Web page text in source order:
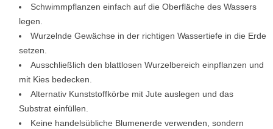
Schwimmpflanzen einfach auf die Oberfläche des Wassers
legen.
Wurzelnde Gewächse in der richtigen Wassertiefe in die Erde
setzen.
Ausschließlich den blattlosen Wurzelbereich einpflanzen und
mit Kies bedecken.
Alternativ Kunststoffkörbe mit Jute auslegen und das
Substrat einfüllen.
Keine handelsübliche Blumenerde verwenden, sondern